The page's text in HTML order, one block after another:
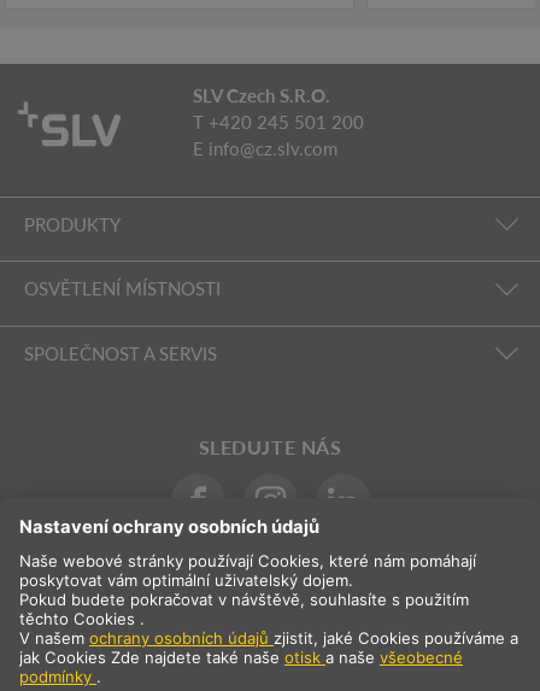
SLV Czech S.R.O.
T +420 245 501 200
E info@cz.slv.com
PRODUKTY
OSVĚTLENÍ MÍSTNOSTI
SPOLEČNOST A SERVIS
SLEDUJTE NÁS
Mezinárodní